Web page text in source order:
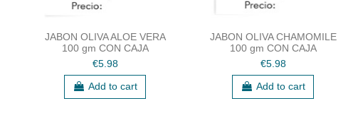
JABON OLIVA ALOE VERA
100 gm CON CAJA
€5.98
Add to cart
JABON OLIVA CHAMOMILE
100 gm CON CAJA
€5.98
Add to cart